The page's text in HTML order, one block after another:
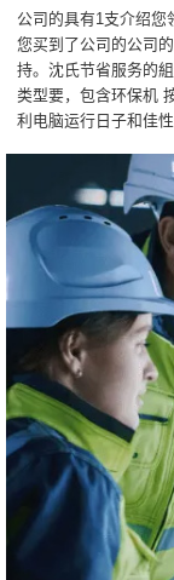
公司的具有1支介绍您
您买到了公司的公司
持。沈氏节省服务的
类型要，包含环保机
利电脑运行日子和佳性